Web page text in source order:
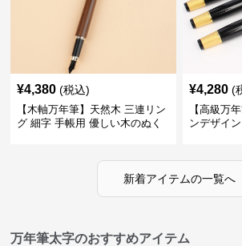
¥4,380 (税込)
【木軸万年筆】天然木 三連リン
グ 細字 手帳用 優しい木のぬく
¥4,280 (
【高級万
ンデザイ
新着アイテムの一覧へ
万年筆太字のおすすめアイテム